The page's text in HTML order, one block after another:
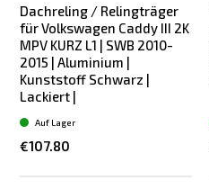
Dachreling / Relingträger
für Volkswagen Caddy III 2K
MPV KURZ L1 | SWB 2010-
2015 | Aluminium |
Kunststoff Schwarz |
Lackiert |
€107.80
Auf Lager